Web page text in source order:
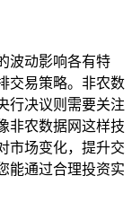
波动影响各有特
交易策略。非农数
行决议则需要关注
非农数据网这样技
市场变化，提升交
能通过合理投资实